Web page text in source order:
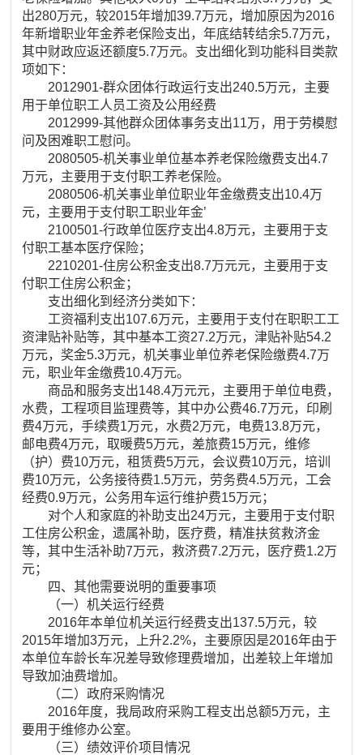
出280万元，较2015年增加39.7万元，增加原因为2016
年新增职业年金养老保险支出，年底结转结余5.7万元，
其中财政应返还额度5.7万元。支出细化到功能科目类款
项如下：
2012901-群众团体行政运行支出240.5万元，主要
用于单位职工人员工资及公用经费
2012999-其他群众团体事务支出11万，用于劳模慰
问及困难职工慰问。
2080505-机关事业单位基本养老保险缴费支出4.7
万元，主要用于支付职工养老保险。
2080506-机关事业单位职业年金缴费支出10.4万
元，主要用于支付职工职业年金’
2100501-行政单位医疗支出4.8万元，主要用于支
付职工基本医疗保险；
2210201-住房公积金支出8.7万元元，主要用于支
付职工住房公积金；
支出细化到经济分类如下：
工资福利支出107.6万元，主要用于支付在职职工工
资津贴补贴等，其中基本工资27.2万元，津贴补贴54.2
万元，奖金5.3万元，机关事业单位养老保险缴费4.7万
元，职业年金缴费10.4万元。
商品和服务支出148.4万元元，主要用于单位电费，
水费，工程项目监理费等，其中办公费46.7万元，印刷
费4万元，手续费1万元，水费2万元，电费13.8万元，
邮电费4万元，取暖费5万元，差旅费15万元，维修
（护）费10万元，租赁费5万元，会议费10万元，培训
费10万元，公务接待费1.5万元，劳务费4.5万元，工会
经费0.9万元，公务用车运行维护费15万元；
对个人和家庭的补助支出24万元，主要用于支付职
工住房公积金，遗属补助，医疗费，精准扶贫救济金
等，其中生活补助7万元，救济费7.2万元，医疗费1.2万
元；
四、其他需要说明的重要事项
（一）机关运行经费
2016年本单位机关运行经费支出137.5万元，较
2015年增加3万元，上升2.2%，主要原因是2016年由于
本单位车龄长车况差导致修理费增加，出差较上年增加
导致加油费增加。
（二）政府采购情况
2016年度，我局政府采购工程支出总额5万元，主
要用于维修办公室。
（三）绩效评价项目情况